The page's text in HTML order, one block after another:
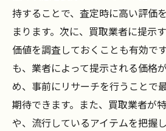
持することで、査定時に高い評価
まります。次に、買取業者に提示
価値を調査しておくことも有効で
も、業者によって提示される価格
め、事前にリサーチを行うことで
期待できます。また、買取業者が
や、流行しているアイテムを把握